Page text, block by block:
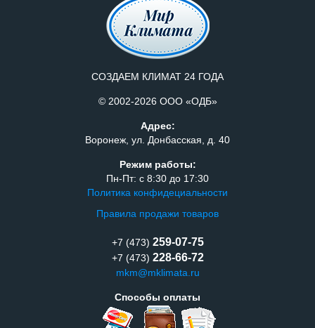
СОЗДАЕМ КЛИМАТ 24 ГОДА
© 2002-2026 ООО «ОДБ»
Адрес:
Воронеж, ул. Донбасская, д. 40
Режим работы:
Пн-Пт: с 8:30 до 17:30
Политика конфидециальности
Правила продажи товаров
+7 (473) 259-07-75
+7 (473) 228-66-72
mkm@mklimata.ru
Способы оплаты